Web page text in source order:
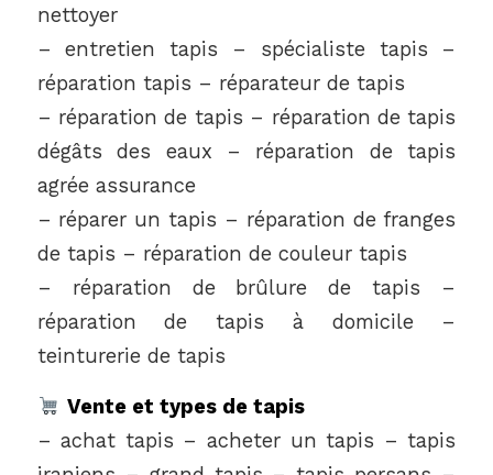
nettoyer
– entretien tapis – spécialiste tapis –
réparation tapis – réparateur de tapis
– réparation de tapis – réparation de tapis
dégâts des eaux – réparation de tapis
agrée assurance
– réparer un tapis – réparation de franges
de tapis – réparation de couleur tapis
– réparation de brûlure de tapis –
réparation de tapis à domicile –
teinturerie de tapis
Vente et types de tapis
– achat tapis – acheter un tapis – tapis